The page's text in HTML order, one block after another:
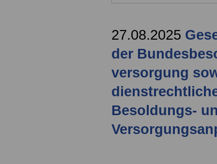
27.08.2025
der
versorgung
Besoldungs-